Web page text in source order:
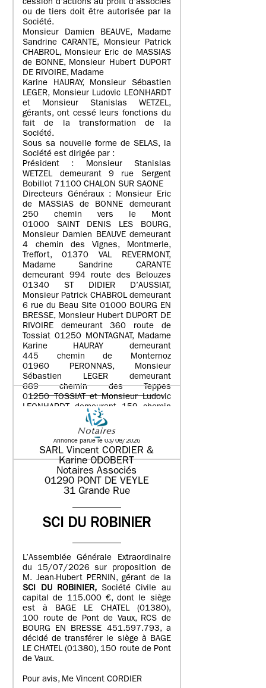
cession d’actions au profit d’associés
ou de tiers doit être autorisée par la
Société.
Monsieur Damien BEAUVE, Madame
Sandrine CARANTE, Monsieur Patrick
CHABROL, Monsieur Eric de MASSIAS
de BONNE, Monsieur Hubert DUPORT
DE RIVOIRE, Madame
Karine HAURAY, Monsieur Sébastien
LEGER, Monsieur Ludovic LEONHARDT
et Monsieur Stanislas WETZEL,
gérants, ont cessé leurs fonctions du
fait de la transformation de la
Société.
Sous sa nouvelle forme de SELAS, la
Société est dirigée par :
Président : Monsieur Stanislas
WETZEL demeurant 9 rue Sergent
Bobillot 71100 CHALON SUR SAONE
Directeurs Généraux : Monsieur Eric
de MASSIAS de BONNE demeurant
250 chemin vers le Mont
01000 SAINT DENIS LES BOURG,
Monsieur Damien BEAUVE demeurant
4 chemin des Vignes, Montmerle,
Treffort, 01370 VAL REVERMONT,
Madame Sandrine CARANTE
demeurant 994 route des Belouzes
01340 ST DIDIER D’AUSSIAT,
Monsieur Patrick CHABROL demeurant
6 rue du Beau Site 01000 BOURG EN
BRESSE, Monsieur Hubert DUPORT DE
RIVOIRE demeurant 360 route de
Tossiat 01250 MONTAGNAT, Madame
Karine HAURAY demeurant
445 chemin de Monternoz
01960 PERONNAS, Monsieur
Sébastien LEGER demeurant
669 chemin des Teppes
01250 TOSSIAT et Monsieur Ludovic
LEONHARDT demeurant 159 chemin
de Bret 01340 ATTIGNAT
Annonce parue le 03/08/2026
SARL Vincent CORDIER &
Karine ODOBERT
Notaires Associés
01290 PONT DE VEYLE
31 Grande Rue
SCI DU ROBINIER
L’Assemblée Générale Extraordinaire
du 15/07/2026 sur proposition de
M. Jean-Hubert PERNIN, gérant de la
SCI DU ROBINIER, Société Civile au
capital de 115.000 €, dont le siège
est à BAGE LE CHATEL (01380),
100 route de Pont de Vaux, RCS de
BOURG EN BRESSE 451.597.793, a
décidé de transférer le siège à BAGE
LE CHATEL (01380), 150 route de Pont
de Vaux.
Pour avis, Me Vincent CORDIER